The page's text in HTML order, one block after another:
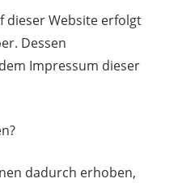
dieser Website erfolgt
Dessen
Impressum dieser
dadurch erhoben,